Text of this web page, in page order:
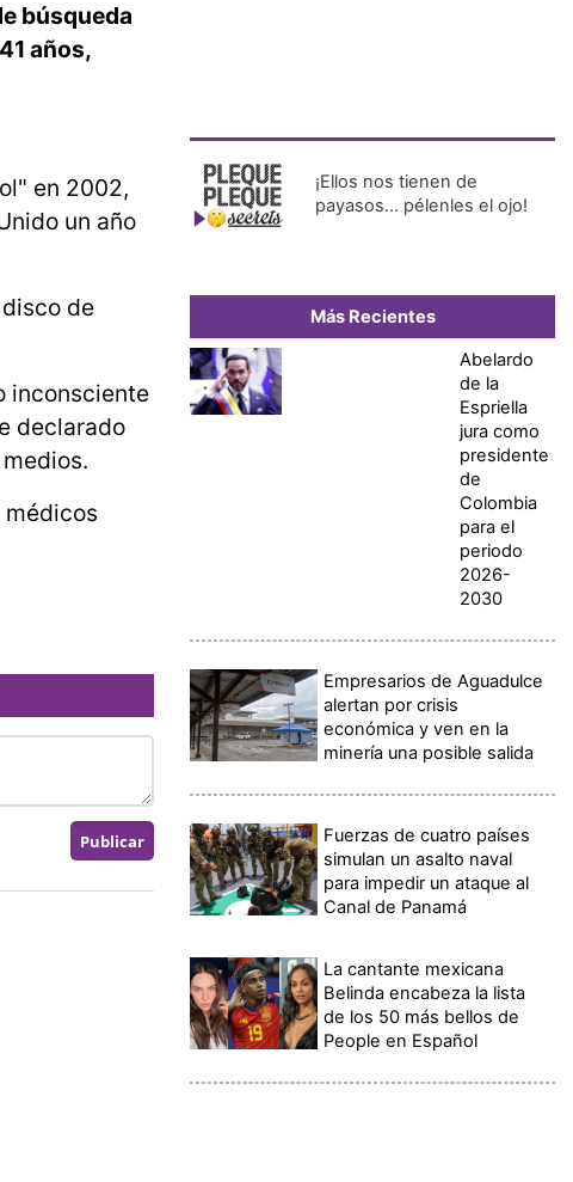
búsqueda
años,
en 2002,
un año
de
inconsciente
declarado
médicos
¡Ellos nos tienen de
payasos… pélenles el ojo!
Más Recientes
Abelardo
de la
Espriella
jura como
presidente
de
Colombia
para el
periodo
2026-
2030
Empresarios de Aguadulce
alertan por crisis
económica y ven en la
minería una posible salida
Fuerzas de cuatro países
simulan un asalto naval
para impedir un ataque al
Canal de Panamá
La cantante mexicana
Belinda encabeza la lista
de los 50 más bellos de
People en Español